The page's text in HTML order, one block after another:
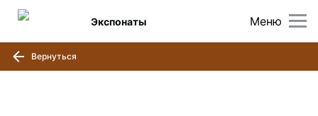
Меню
Экспонаты
Вернуться